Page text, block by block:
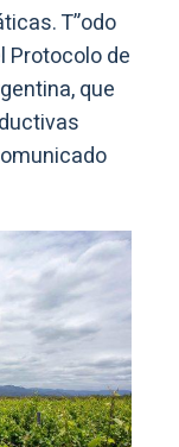
T”odo
Protocolo de
que